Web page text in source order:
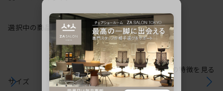
選択中の商品情報保証 注意事項
サイズ
シリーズの特徴を見る